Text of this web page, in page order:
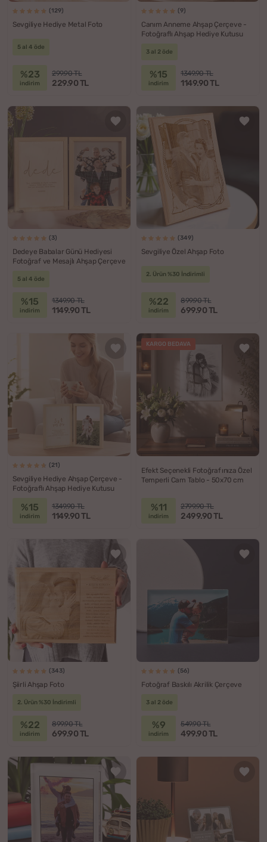
(129)
Sevgiliye Hediye Metal Foto
5 al 4 öde
%23
indirim
299.90 TL
229.90 TL
(9)
Canım Anneme Ahşap Çerçeve -
Fotoğraflı Ahşap Hediye Kutusu
3 al 2 öde
%15
indirim
1349.90 TL
1149.90 TL
(3)
Dedeye Babalar Günü Hediyesi
Fotoğraf ve Mesajlı Ahşap Çerçeve
5 al 4 öde
%15
indirim
1349.90 TL
1149.90 TL
(349)
Sevgiliye Özel Ahşap Foto
2. Ürün %30 İndirimli
%22
indirim
899.90 TL
699.90 TL
(21)
Sevgiliye Hediye Ahşap Çerçeve -
Fotoğraflı Ahşap Hediye Kutusu
%15
indirim
1349.90 TL
1149.90 TL
KARGO BEDAVA
Efekt Seçenekli Fotoğrafınıza Özel
Temperli Cam Tablo - 50x70 cm
%11
indirim
2799.90 TL
2499.90 TL
(343)
Şiirli Ahşap Foto
2. Ürün %30 İndirimli
%22
indirim
899.90 TL
699.90 TL
(56)
Fotoğraf Baskılı Akrilik Çerçeve
3 al 2 öde
%9
indirim
549.90 TL
499.90 TL